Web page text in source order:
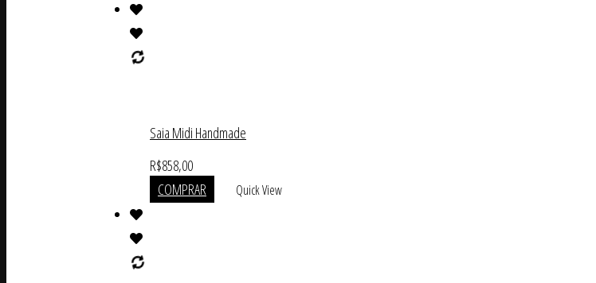
Saia Midi Handmade
R$858,00
COMPRAR
Quick View